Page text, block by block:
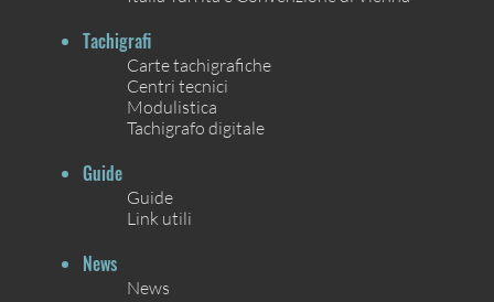
Tachigrafi
Carte tachigrafiche
Centri tecnici
Modulistica
Tachigrafo digitale
Guide
Guide
Link utili
News
News